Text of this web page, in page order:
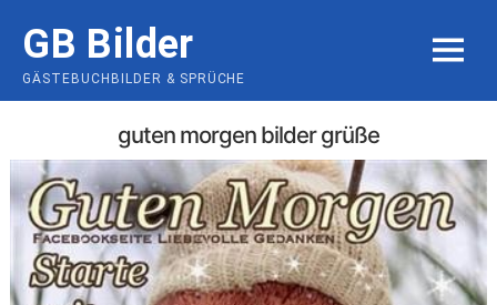
content
GB Bilder
GÄSTEBUCHBILDER & SPRÜCHE
MENU
guten morgen bilder grüße